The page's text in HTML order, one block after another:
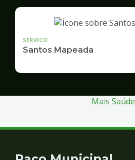
SERVICO
Santos Mapeada
Mais Saúde